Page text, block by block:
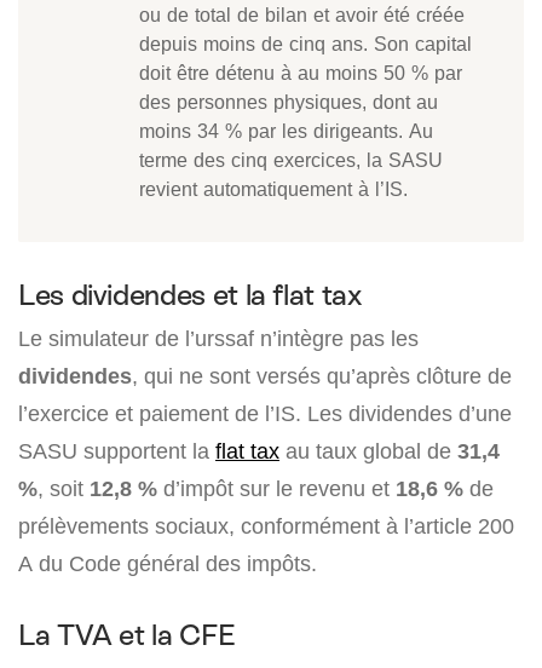
ou de total de bilan et avoir été créée
depuis moins de cinq ans. Son capital
doit être détenu à au moins 50 % par
des personnes physiques, dont au
moins 34 % par les dirigeants. Au
terme des cinq exercices, la SASU
revient automatiquement à l’IS.
Les dividendes et la flat tax
Le simulateur de l’urssaf n’intègre pas les
dividendes, qui ne sont versés qu’après clôture de
l’exercice et paiement de l’IS. Les dividendes d’une
SASU supportent la flat tax au taux global de 31,4
%, soit 12,8 % d’impôt sur le revenu et 18,6 % de
prélèvements sociaux, conformément à l’article 200
A du Code général des impôts.
La TVA et la CFE